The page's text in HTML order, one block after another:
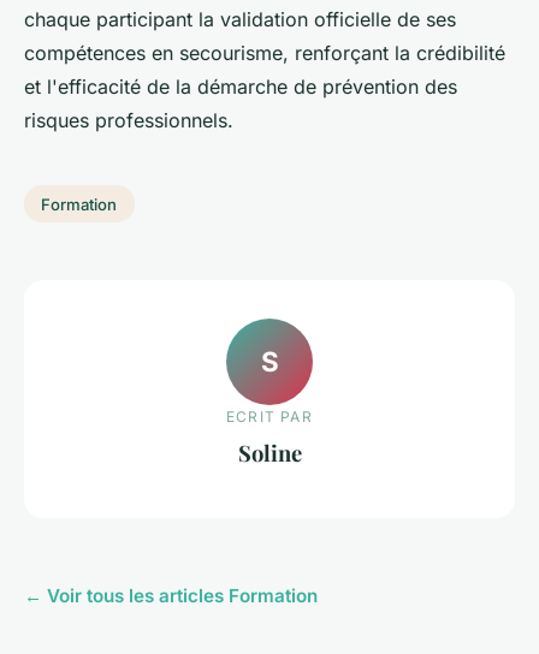
chaque participant la validation officielle de ses
compétences en secourisme, renforçant la crédibilité
et l'efficacité de la démarche de prévention des
risques professionnels.
Formation
S
ECRIT PAR
Soline
← Voir tous les articles Formation